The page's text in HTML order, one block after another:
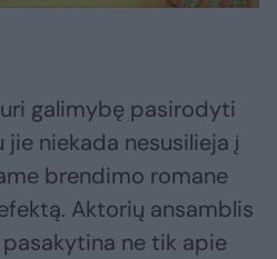
galimybę pasirodyti
niekada nesusilieja į
brendimo romane
Aktorių ansamblis
ne tik apie